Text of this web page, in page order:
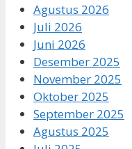
Agustus 2026
Juli 2026
Juni 2026
Desember 2025
November 2025
Oktober 2025
September 2025
Agustus 2025